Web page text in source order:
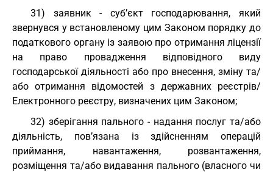
31) заявник - суб’єкт господарювання, який
звернувся у встановленому цим Законом порядку до
податкового органу із заявою про отримання ліцензії
на право провадження відповідного виду
господарської діяльності або про внесення, зміну та/
або отримання відомостей з державних реєстрів/
Електронного реєстру, визначених цим Законом;
32) зберігання пального - надання послуг та/або
діяльність, пов’язана із здійсненням операцій
приймання, навантаження, розвантаження,
розміщення та/або видавання пального (власного чи